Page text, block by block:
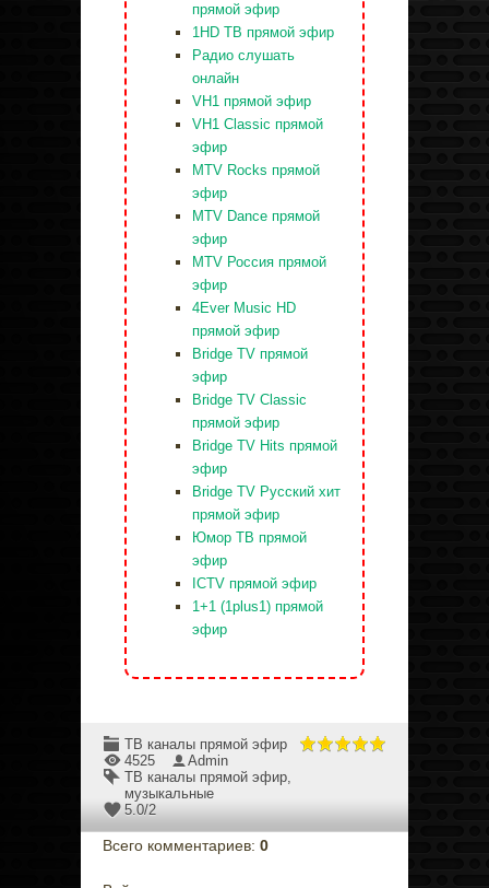
прямой эфир
1HD ТВ прямой эфир
Радио слушать
онлайн
VH1 прямой эфир
VH1 Classic прямой
эфир
MTV Rocks прямой
эфир
MTV Dance прямой
эфир
MTV Россия прямой
эфир
4Ever Music HD
прямой эфир
Bridge TV прямой
эфир
Bridge TV Classic
прямой эфир
Bridge TV Hits прямой
эфир
Bridge TV Русский хит
прямой эфир
Юмор ТВ прямой
эфир
ICTV прямой эфир
1+1 (1plus1) прямой
эфир
ТВ каналы прямой эфир
4525
Admin
ТВ каналы прямой эфир,
музыкальные
5.0/2
Всего комментариев: 0